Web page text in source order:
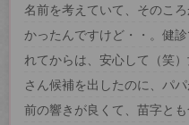
名前を考えていて、そのこ
かったんですけど・・。健
れてからは、安心して（笑
さん候補を出したのに、パ
前の響きが良くて、苗字と